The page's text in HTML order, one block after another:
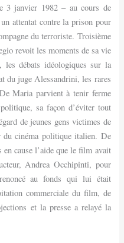
3 janvier 1982 – au cours de
attentat contre la prison pour
du terroriste. Troisième
revoit les moments de sa vie
les débats idéologiques sur la
du juge Alessandrini, les rares
Maria parvient à tenir ferme
sa façon d’éviter tout
de jeunes gens victimes de
du cinéma politique italien. De
cause l’aide que le film avait
Andrea Occhipinti, pour
au fonds qui lui était
commerciale du film, de
et la presse a relayé la